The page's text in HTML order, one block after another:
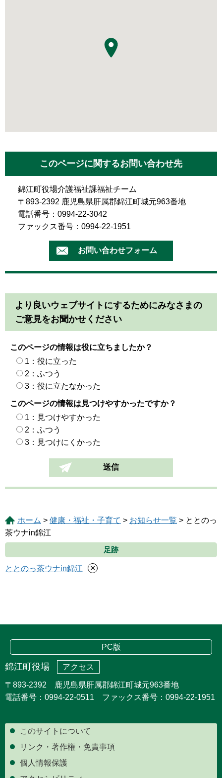
このページに関するお問い合わせ先
錦江町役場介護福祉課福祉チーム
〒893-2392 鹿児島県肝属郡錦江町城元963番地
電話番号：0994-22-3042
ファックス番号：0994-22-1951
より良いウェブサイトにするためにみなさまの
ご意見をお聞かせください
このページの情報は役に立ちましたか？
1：役に立った
2：ふつう
3：役に立たなかった
このページの情報は見つけやすかったですか？
1：見つけやすかった
2：ふつう
3：見つけにくかった
ホーム > 健康・福祉・子育て > お知らせ一覧 > ととのっ
茶ウナin錦江
足跡
ととのっ茶ウナin錦江 ×
PC版
錦江町役場 アクセス
〒893-2392 鹿児島県肝属郡錦江町城元963番地
電話番号：0994-22-0511 ファックス番号：0994-22-1951
このサイトについて
リンク・著作権・免責事項
個人情報保護